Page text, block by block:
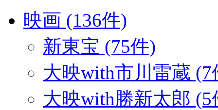
映画 (136件)
新東宝 (75件)
大映with市川雷蔵 (7
大映with勝新太郎 (5